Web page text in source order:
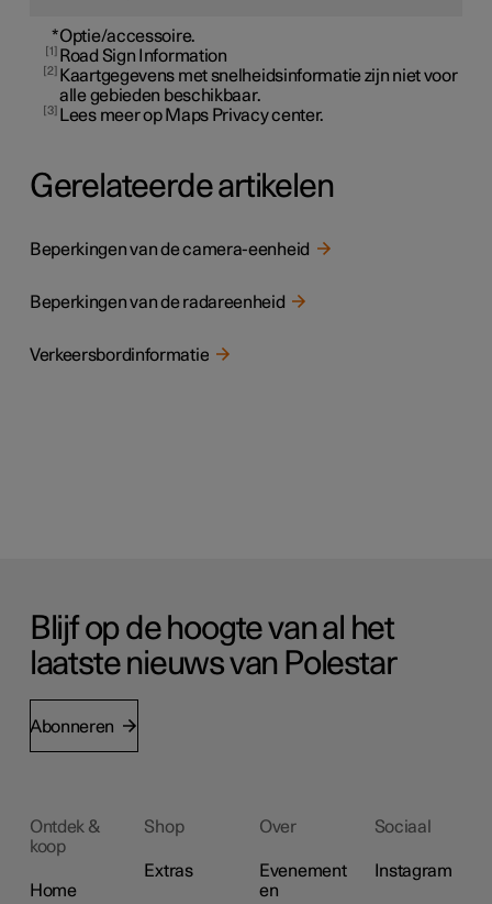
*Optie/accessoire.
1 Road Sign Information
2
Kaartgegevens met snelheidsinformatie zijn niet voor
alle gebieden beschikbaar.
3 Lees meer op Maps Privacy center.
Gerelateerde artikelen
Beperkingen van de camera-eenheid
Beperkingen van de radareenheid
Verkeersbordinformatie
Blijf op de hoogte van al het
laatste nieuws van Polestar
Abonneren
Ontdek &
koop
Home
Shop
Extras
Over
Evenement
en
Sociaal
Instagram